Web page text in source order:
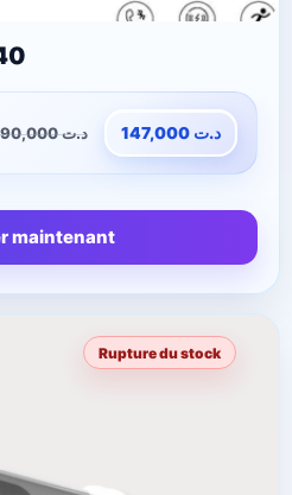
د.ت190,000 د.ت
maintenant
Rupture du stock